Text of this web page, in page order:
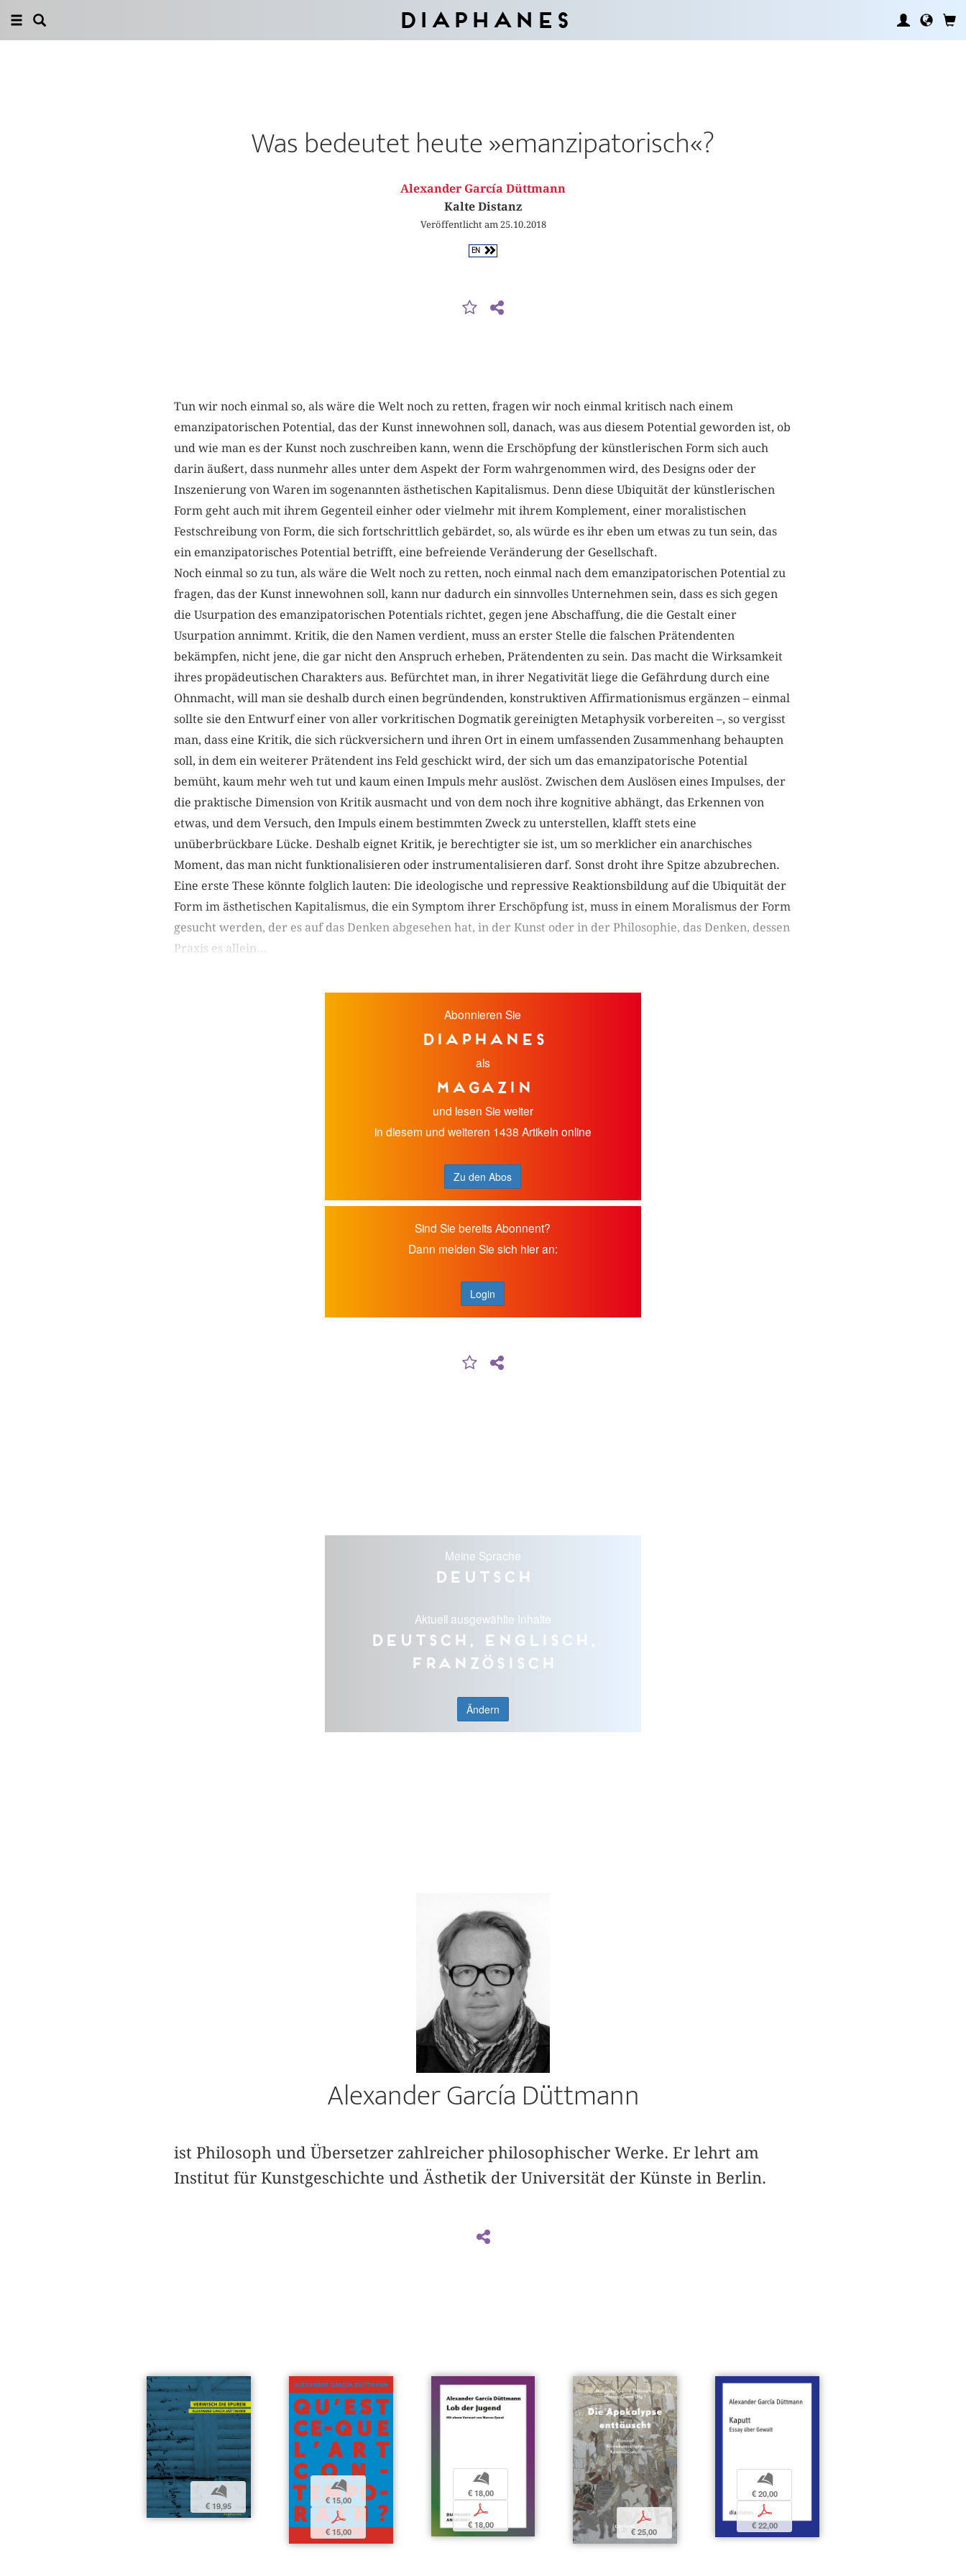
Diaphanes
Was bedeutet heute »emanzi­patorisch«?
Alexander García Düttmann
Kalte Distanz
Veröffentlicht am 25.10.2018
EN
Tun wir noch einmal so, als wäre die Welt noch zu retten, fragen wir noch einmal kritisch nach einem
emanzipatorischen Potential, das der Kunst innewohnen soll, danach, was aus diesem Potential geworden ist, ob
und wie man es der Kunst noch zuschreiben kann, wenn die Erschöpfung der künstlerischen Form sich auch
darin äußert, dass nunmehr alles unter dem Aspekt der Form wahrgenommen wird, des Designs oder der
Inszenierung von Waren im sogenannten ästhetischen Kapitalismus. Denn diese Ubiquität der künstlerischen
Form geht auch mit ihrem Gegenteil einher oder vielmehr mit ihrem Komplement, einer moralistischen
Festschreibung von Form, die sich fortschrittlich gebärdet, so, als würde es ihr eben um etwas zu tun sein, das
ein emanzipatorisches Potential betrifft, eine befreiende Veränderung der Gesellschaft.
Noch einmal so zu tun, als wäre die Welt noch zu retten, noch einmal nach dem emanzipatorischen Potential zu
fragen, das der Kunst innewohnen soll, kann nur dadurch ein sinnvolles Unternehmen sein, dass es sich gegen
die Usurpation des emanzipatorischen Potentials richtet, gegen jene Abschaffung, die die Gestalt einer
Usurpation annimmt. Kritik, die den Namen verdient, muss an erster Stelle die falschen Prätendenten
bekämpfen, nicht jene, die gar nicht den Anspruch erheben, Prätendenten zu sein. Das macht die Wirksamkeit
ihres propädeutischen Charakters aus. Befürchtet man, in ihrer Negativität liege die Gefährdung durch eine
Ohnmacht, will man sie deshalb durch einen begründenden, konstruktiven Affirmationismus ergänzen – einmal
sollte sie den Entwurf einer von aller vorkritischen Dogmatik gereinigten Metaphysik vorbereiten –, so vergisst
man, dass eine Kritik, die sich rückversichern und ihren Ort in einem umfassenden Zusammenhang behaupten
soll, in dem ein weiterer Prätendent ins Feld geschickt wird, der sich um das emanzipatorische Potential
bemüht, kaum mehr weh tut und kaum einen Impuls mehr auslöst. Zwischen dem Auslösen eines Impulses, der
die praktische Dimension von Kritik ausmacht und von dem noch ihre kognitive abhängt, das Erkennen von
etwas, und dem Versuch, den Impuls einem bestimmten Zweck zu unterstellen, klafft stets eine
unüberbrückbare Lücke. Deshalb eignet Kritik, je berechtigter sie ist, um so merklicher ein anarchisches
Moment, das man nicht funktionalisieren oder instrumentalisieren darf. Sonst droht ihre Spitze abzubrechen.
Eine erste These könnte folglich lauten: Die ideologische und repressive Reaktionsbildung auf die Ubiquität der
Form im ästhetischen Kapitalismus, die ein Symptom ihrer Erschöpfung ist, muss in einem Moralismus der Form
gesucht werden, der es auf das Denken abgesehen hat, in der Kunst oder in der Philosophie, das Denken, dessen
Praxis es allein...
Abonnieren Sie
diaphanes
als
Magazin
und lesen Sie weiter
in diesem und weiteren 1438 Artikeln online
Zu den Abos
Sind Sie bereits Abonnent?
Dann melden Sie sich hier an:
Login
Meine Sprache
Deutsch
Aktuell ausgewählte Inhalte
Deutsch, Englisch,
Französisch
Ändern
Alexander García Düttmann
ist Philosoph und Übersetzer zahlreicher philosophischer Werke. Er lehrt am
Institut für Kunstgeschichte und Ästhetik der Universität der Künste in Berlin.
b
€ 19,95
b
€ 15,00
p
€ 15,00
b
€ 18,00
p
€ 18,00 p
€ 25,00
b
€ 20,00
p
€ 22,00